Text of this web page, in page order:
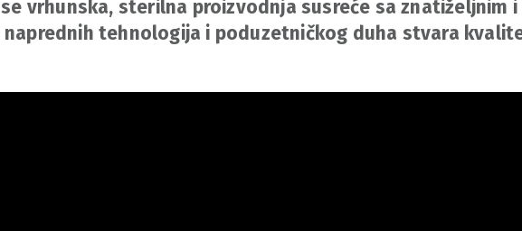
vrhunska, sterilna proizvodnja susreće sa znatiželjnim
tehnologija i poduzetničkog duha stvara